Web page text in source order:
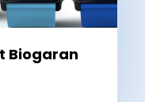
Biogaran